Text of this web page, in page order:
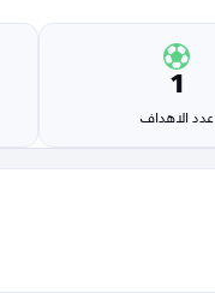
1
عدد الاهداف